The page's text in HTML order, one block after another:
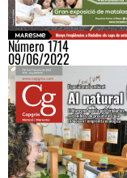
Número 1714
09/06/2022